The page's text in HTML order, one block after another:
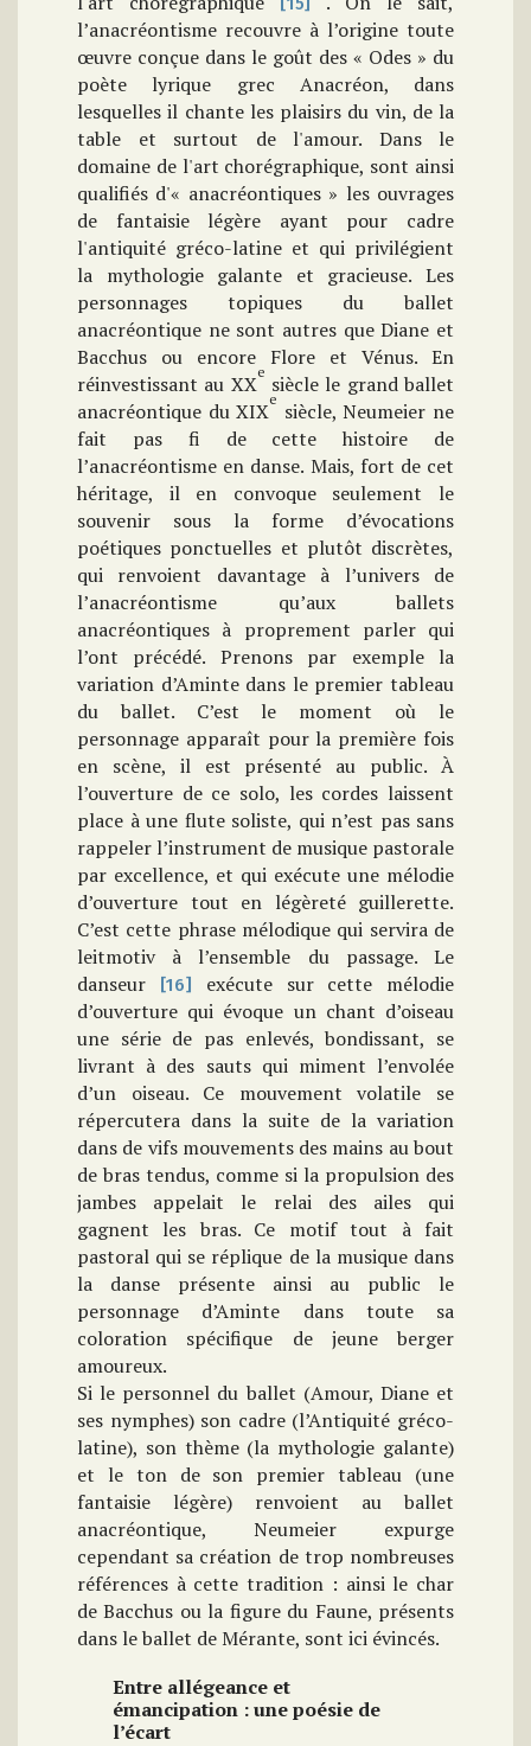
l’anacréontisme recouvre à l’origine toute
œuvre conçue dans le goût des « Odes » du
poète lyrique grec Anacréon, dans
lesquelles il chante les plaisirs du vin, de la
table et surtout de l'amour. Dans le
domaine de l'art chorégraphique, sont ainsi
qualifiés d'« anacréontiques » les ouvrages
de fantaisie légère ayant pour cadre
l'antiquité gréco-latine et qui privilégient
la mythologie galante et gracieuse. Les
personnages topiques du ballet
anacréontique ne sont autres que Diane et
Bacchus ou encore Flore et Vénus. En
réinvestissant au XXe siècle le grand ballet
anacréontique du XIXe siècle, Neumeier ne
fait pas fi de cette histoire de
l’anacréontisme en danse. Mais, fort de cet
héritage, il en convoque seulement le
souvenir sous la forme d’évocations
poétiques ponctuelles et plutôt discrètes,
qui renvoient davantage à l’univers de
l’anacréontisme qu’aux ballets
anacréontiques à proprement parler qui
l’ont précédé. Prenons par exemple la
variation d’Aminte dans le premier tableau
du ballet. C’est le moment où le
personnage apparaît pour la première fois
en scène, il est présenté au public. À
l’ouverture de ce solo, les cordes laissent
place à une flute soliste, qui n’est pas sans
rappeler l’instrument de musique pastorale
par excellence, et qui exécute une mélodie
d’ouverture tout en légèreté guillerette.
C’est cette phrase mélodique qui servira de
leitmotiv à l’ensemble du passage. Le
danseur
[16]
exécute sur cette mélodie
d’ouverture qui évoque un chant d’oiseau
une série de pas enlevés, bondissant, se
livrant à des sauts qui miment l’envolée
d’un oiseau. Ce mouvement volatile se
répercutera dans la suite de la variation
dans de vifs mouvements des mains au bout
de bras tendus, comme si la propulsion des
jambes appelait le relai des ailes qui
gagnent les bras. Ce motif tout à fait
pastoral qui se réplique de la musique dans
la danse présente ainsi au public le
personnage d’Aminte dans toute sa
coloration spécifique de jeune berger
amoureux.
Si le personnel du ballet (Amour, Diane et
ses nymphes) son cadre (l’Antiquité gréco-
latine), son thème (la mythologie galante)
et le ton de son premier tableau (une
fantaisie légère) renvoient au ballet
anacréontique, Neumeier expurge
cependant sa création de trop nombreuses
références à cette tradition : ainsi le char
de Bacchus ou la figure du Faune, présents
dans le ballet de Mérante, sont ici évincés.
Entre allégeance et
émancipation : une poésie de
l’écart